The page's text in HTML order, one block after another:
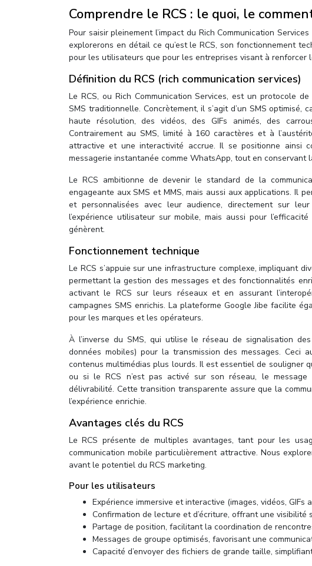
Comprendre le RCS : le quoi, le
Pour saisir pleinement l’impact du Rich Communication
explorerons en détail ce qu’est le RCS, son fonctionnement
pour les utilisateurs que pour les entreprises visant à renforcer
Définition du RCS (rich communication services)
Le RCS, ou Rich Communication Services, est un protocole
SMS traditionnelle. Concrètement, il s’agit d’un SMS
haute résolution, des vidéos, des GIFs animés, des
Contrairement au SMS, limité à 160 caractères et à
attractive et une interactivité accrue. Il se positionne ainsi
messagerie instantanée comme WhatsApp, tout en conservant
Le RCS ambitionne de devenir le standard de la
engageante aux SMS et MMS, mais aussi aux applications. Il
et personnalisées avec leur audience, directement sur
l’expérience utilisateur sur mobile, mais aussi pour
génèrent.
Fonctionnement technique
Le RCS s’appuie sur une infrastructure complexe, impliquant
permettant la gestion des messages et des fonctionnalités
activant le RCS sur leurs réseaux et en assurant
campagnes SMS enrichis. La plateforme Google Jibe facilite
pour les marques et les opérateurs.
À l’inverse du SMS, qui utilise le réseau de signalisation
données mobiles) pour la transmission des messages.
contenus multimédias plus lourds. Il est essentiel de souligner
ou si le RCS n’est pas activé sur son réseau, le
délivrabilité. Cette transition transparente assure que la
l’expérience enrichie.
Avantages clés du RCS
Le RCS présente de multiples avantages, tant pour les
communication mobile particulièrement attractive. Nous
avant le potentiel du RCS marketing.
Pour les utilisateurs
Expérience immersive et interactive (images, vidéos, GIFs
Confirmation de lecture et d’écriture, offrant une
Partage de position, facilitant la coordination de
Messages de groupe optimisés, favorisant une
Capacité d’envoyer des fichiers de grande taille,